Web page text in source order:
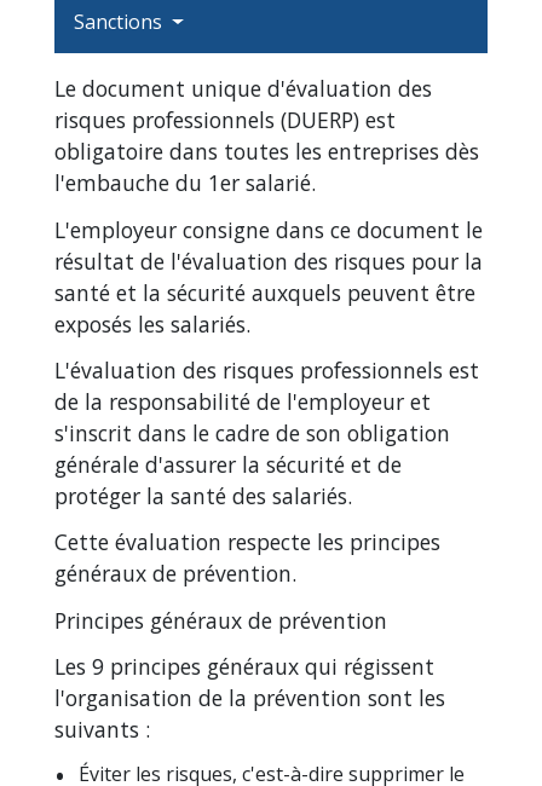
Sanctions
Le document unique d'évaluation des
risques professionnels (DUERP) est
obligatoire dans toutes les entreprises dès
l'embauche du 1er salarié.
L'employeur consigne dans ce document le
résultat de l'évaluation des risques pour la
santé et la sécurité auxquels peuvent être
exposés les salariés.
L'évaluation des risques professionnels est
de la responsabilité de l'employeur et
s'inscrit dans le cadre de son obligation
générale d'assurer la sécurité et de
protéger la santé des salariés.
Cette évaluation respecte les principes
généraux de prévention.
Principes généraux de prévention
Les 9 principes généraux qui régissent
l'organisation de la prévention sont les
suivants :
Éviter les risques, c'est-à-dire supprimer le